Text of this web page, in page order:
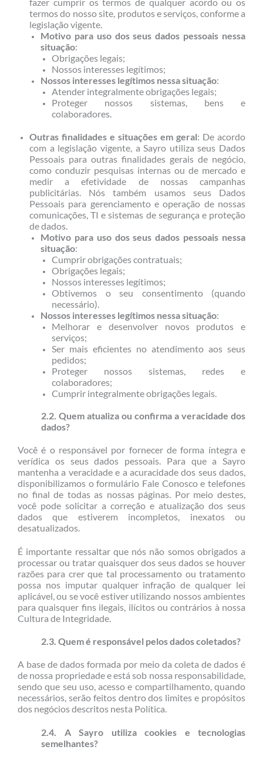
fazer cumprir os termos de qualquer acordo ou os
termos do nosso site, produtos e serviços, conforme a
legislação vigente.
Motivo para uso dos seus dados pessoais nessa
situação:
Obrigações legais;
Nossos interesses legítimos;
Nossos interesses legítimos nessa situação:
Atender integralmente obrigações legais;
Proteger nossos sistemas, bens e
colaboradores.
Outras finalidades e situações em geral: De acordo
com a legislação vigente, a Sayro utiliza seus Dados
Pessoais para outras finalidades gerais de negócio,
como conduzir pesquisas internas ou de mercado e
medir a efetividade de nossas campanhas
publicitárias. Nós também usamos seus Dados
Pessoais para gerenciamento e operação de nossas
comunicações, TI e sistemas de segurança e proteção
de dados.
Motivo para uso dos seus dados pessoais nessa
situação:
Cumprir obrigações contratuais;
Obrigações legais;
Nossos interesses legítimos;
Obtivemos o seu consentimento (quando
necessário).
Nossos interesses legítimos nessa situação:
Melhorar e desenvolver novos produtos e
serviços;
Ser mais eficientes no atendimento aos seus
pedidos;
Proteger nossos sistemas, redes e
colaboradores;
Cumprir integralmente obrigações legais.
2.2. Quem atualiza ou confirma a veracidade dos
dados?
Você é o responsável por fornecer de forma íntegra e
verídica os seus dados pessoais. Para que a Sayro
mantenha a veracidade e a acuracidade dos seus dados,
disponibilizamos o formulário Fale Conosco e telefones
no final de todas as nossas páginas. Por meio destes,
você pode solicitar a correção e atualização dos seus
dados que estiverem incompletos, inexatos ou
desatualizados.
É importante ressaltar que nós não somos obrigados a
processar ou tratar quaisquer dos seus dados se houver
razões para crer que tal processamento ou tratamento
possa nos imputar qualquer infração de qualquer lei
aplicável, ou se você estiver utilizando nossos ambientes
para quaisquer fins ilegais, ilícitos ou contrários à nossa
Cultura de Integridade.
2.3. Quem é responsável pelos dados coletados?
A base de dados formada por meio da coleta de dados é
de nossa propriedade e está sob nossa responsabilidade,
sendo que seu uso, acesso e compartilhamento, quando
necessários, serão feitos dentro dos limites e propósitos
dos negócios descritos nesta Política.
2.4. A Sayro utiliza cookies e tecnologias
semelhantes?